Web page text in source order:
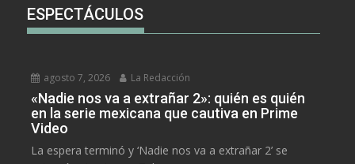
ESPECTÁCULOS
agosto 7, 2026 La Redacción
«Nadie nos va a extrañar 2»: quién es quién
en la serie mexicana que cautiva en Prime
Video
La espera terminó y ‘Nadie nos va a extrañar 2’ se